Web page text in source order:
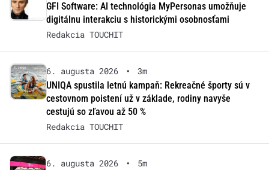
GFI Software: AI technológia MyPersonas umožňuje
digitálnu interakciu s historickými osobnosťami
Redakcia TOUCHIT
6. augusta 2026 •
3m
UNIQA spustila letnú kampaň: Rekreačné športy sú v
cestovnom poistení už v základe, rodiny navyše
cestujú so zľavou až 50 %
Redakcia TOUCHIT
6. augusta 2026 •
5m